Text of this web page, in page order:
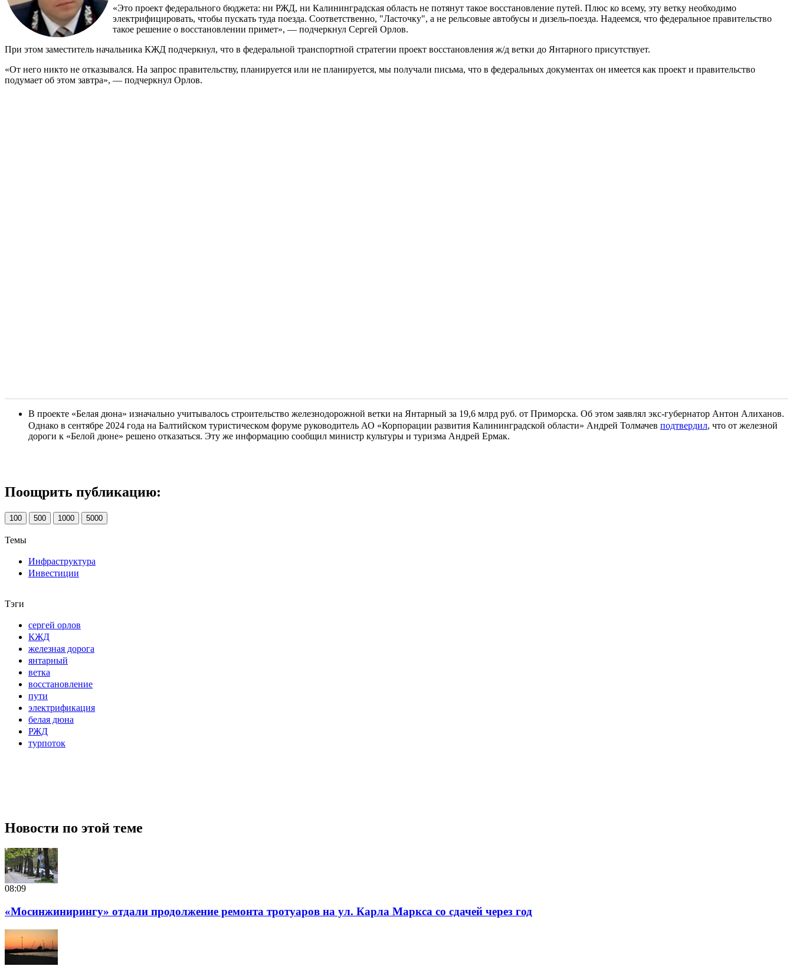
«Это проект федерального бюджета: ни РЖД, ни Калининградская область не потянут такое восстановление путей. Плюс ко всему, эту ветку необходимо
электрифицировать, чтобы пускать туда поезда. Соответственно, "Ласточку", а не рельсовые автобусы и дизель-поезда. Надеемся, что федеральное правительство
такое решение о восстановлении примет», — подчеркнул Сергей Орлов.
При этом заместитель начальника КЖД подчеркнул, что в федеральной транспортной стратегии проект восстановления ж/д ветки до Янтарного присутствует.
«От него никто не отказывался. На запрос правительству, планируется или не планируется, мы получали письма, что в федеральных документах он имеется как проект и правительство
подумает об этом завтра», — подчеркнул Орлов.
В проекте «Белая дюна» изначально учитывалось строительство железнодорожной ветки на Янтарный за 19,6 млрд руб. от Приморска. Об этом заявлял экс-губернатор Антон Алиханов.
Однако в сентябре 2024 года на Балтийском туристическом форуме руководитель АО «Корпорации развития Калининградской области» Андрей Толмачев подтвердил, что от железной
дороги к «Белой дюне» решено отказаться. Эту же информацию сообщил министр культуры и туризма Андрей Ермак.
Поощрить публикацию:
100 500 1000 5000
Темы
Инфраструктура
Инвестиции
Тэги
сергей орлов
КЖД
железная дорога
янтарный
ветка
восстановление
пути
электрификация
белая дюна
РЖД
турпоток
Новости по этой теме
08:09
«Мосинжинирингу» отдали продолжение ремонта тротуаров на ул. Карла Маркса со сдачей через год